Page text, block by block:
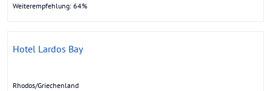
Weiterempfehlung: 64%
Hotel Lardos Bay
Rhodos/Griechenland